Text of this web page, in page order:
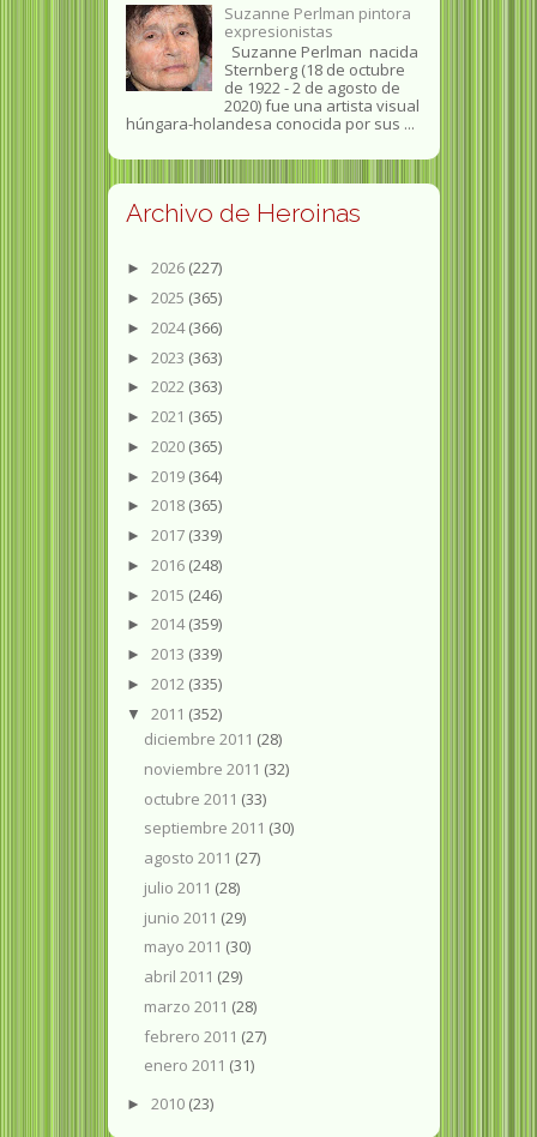
Suzanne Perlman pintora
expresionistas
Suzanne Perlman nacida
Sternberg (18 de octubre
de 1922 - 2 de agosto de
2020) fue una artista visual
húngara-holandesa conocida por sus ...
Archivo de Heroinas
► 2026 (227)
► 2025 (365)
► 2024(366)
► 2023 (363)
► 2022 (363)
► 2021 (365)
► 2020 (365)
► 2019 (364)
► 2018 (365)
► 2017 (339)
► 2016 (248)
► 2015 (246)
► 2014(359)
► 2013 (339)
► 2012 (335)
▼ 2011 (352)
diciembre 2011 (28)
noviembre 2011 (32)
octubre 2011 (33)
septiembre 2011 (30)
agosto 2011 (27)
julio 2011 (28)
junio 2011 (29)
mayo 2011 (30)
abril 2011 (29)
marzo 2011 (28)
febrero 2011 (27)
enero 2011 (31)
► 2010 (23)